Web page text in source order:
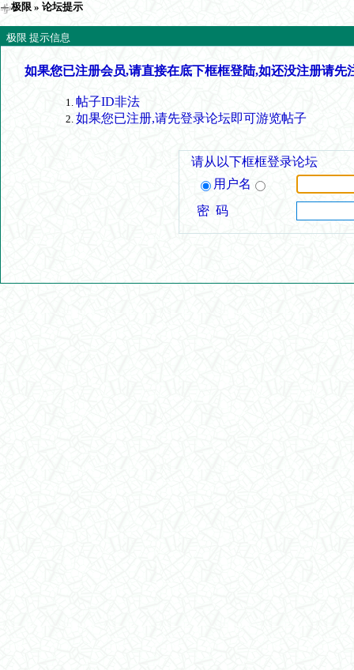
极限 » 论坛提示
极限 提示信息
如果您已注册会员,请直接在底下框框登陆,如还没注册请先
帖子ID非法
如果您已注册,请先登录论坛即可游览帖子
请从以下框框登录论坛
用户名
密 码